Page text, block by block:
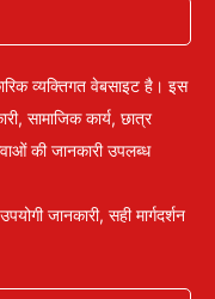
व्यक्तिगत वेबसाइट है। इस
सामाजिक कार्य, छात्र
की जानकारी उपलब्ध
जानकारी, सही मार्गदर्शन